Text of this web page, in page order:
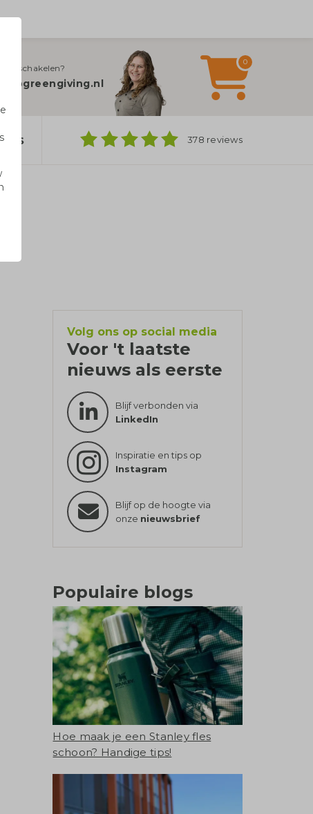
inschakelen?
0
378 reviews
Volg ons op social media
Voor 't laatste
nieuws als eerste
Blijf verbonden via
LinkedIn
Inspiratie en tips op
Instagram
Blijf op de hoogte via
onze nieuwsbrief
Populaire blogs
Hoe maak je een Stanley fles
schoon? Handige tips!